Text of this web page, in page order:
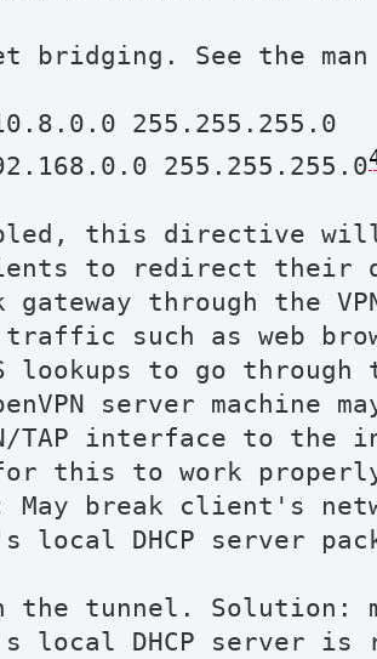
bridging. See the man
255.255.255.0
255.255.255.0
this directive
to redirect their
gateway through the
such as web
lookups to go through
server machine
TAP interface to the
this to work
May break client's
local DHCP server
the tunnel. Solution:
local DHCP server is